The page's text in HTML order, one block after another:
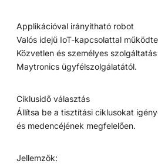
Applikációval irányítható robot
Valós idejű IoT-kapcsolattal
Közvetlen és személyes
Maytronics ügyfélszolgálatától.
Ciklusidő választás
Állítsa be a tisztítási ciklusokat
és medencéjének megfelelően.
Jellemzők: